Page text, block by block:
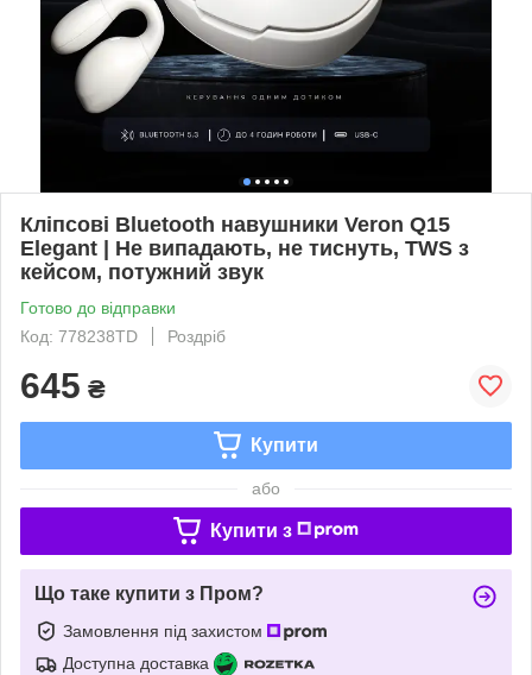
Кліпсові Bluetooth навушники Veron Q15
Elegant | Не випадають, не тиснуть, TWS з
кейсом, потужний звук
Готово до відправки
Код: 778238TD
Роздріб
645 ₴
Купити
або
Купити з
Що таке купити з Пром?
Замовлення під захистом
Доступна доставка